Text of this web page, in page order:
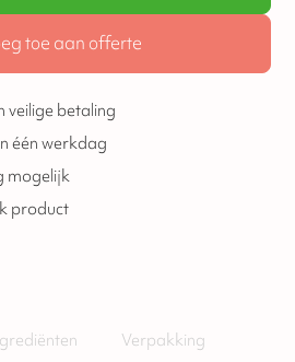
toe aan offerte
veilige betaling
één werkdag
mogelijk
product
Verpakking